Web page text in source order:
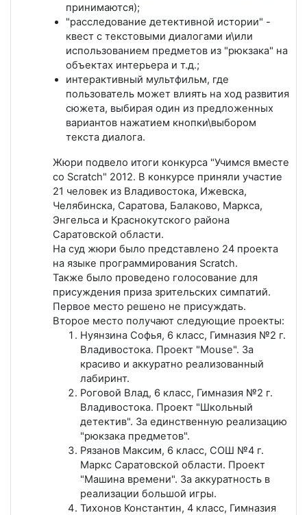
принимаются);
"расследование детективной истории" -
квест с текстовыми диалогами и\или
использованием предметов из "рюкзака" на
объектах интерьера и т.д.;
интерактивный мультфильм, где
пользователь может влиять на ход развития
сюжета, выбирая один из предложенных
вариантов нажатием кнопки\выбором
текста диалога.
Жюри подвело итоги конкурса "Учимся вместе
со Scratch" 2012. В конкурсе приняли участие
21 человек из Владивостока, Ижевска,
Челябинска, Саратова, Балаково, Маркса,
Энгельса и Краснокутского района
Саратовской области.
На суд жюри было представлено 24 проекта
на языке программирования Scratch.
Также было проведено голосование для
присуждения приза зрительских симпатий.
Первое место решено не присуждать.
Второе место получают следующие проекты:
Нуянзина Софья, 6 класс, Гимназия №2 г.
Владивостока. Проект "Mouse". За
красиво и аккуратно реализованный
лабиринт.
Роговой Влад, 6 класс, Гимназия №2 г.
Владивостока. Проект "Школьный
детектив". За единственную реализацию
"рюкзака предметов".
Рязанов Максим, 6 класс, СОШ №4 г.
Маркс Саратовской области. Проект
"Машина времени". За аккуратность в
реализации большой игры.
Тихонов Константин, 4 класс, Гимназия